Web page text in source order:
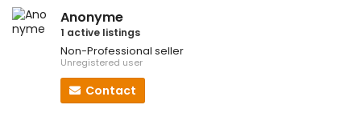
Anonyme
1 active listings
Non-Professional seller
Unregistered user
Contact